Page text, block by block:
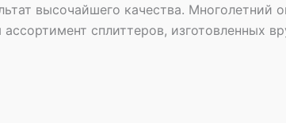
высочайшего качества. Многолетний
сплиттеров, изготовленных